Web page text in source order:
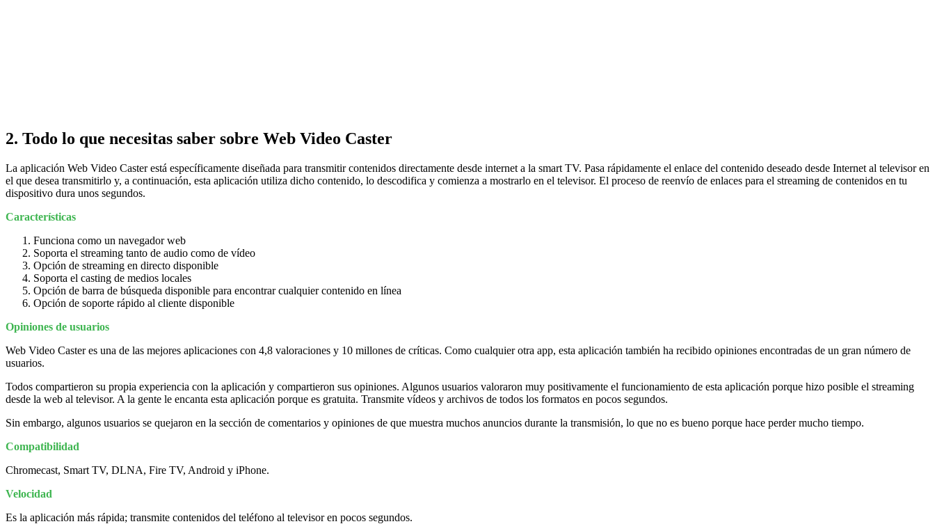
2. Todo lo que necesitas saber sobre Web Video Caster
La aplicación Web Video Caster está específicamente diseñada para transmitir contenidos directamente desde internet a la smart TV. Pasa rápidamente el enlace del contenido deseado desde Internet al televisor en
el que desea transmitirlo y, a continuación, esta aplicación utiliza dicho contenido, lo descodifica y comienza a mostrarlo en el televisor. El proceso de reenvío de enlaces para el streaming de contenidos en tu
dispositivo dura unos segundos.
Características
Funciona como un navegador web
Soporta el streaming tanto de audio como de vídeo
Opción de streaming en directo disponible
Soporta el casting de medios locales
Opción de barra de búsqueda disponible para encontrar cualquier contenido en línea
Opción de soporte rápido al cliente disponible
Opiniones de usuarios
Web Video Caster es una de las mejores aplicaciones con 4,8 valoraciones y 10 millones de críticas. Como cualquier otra app, esta aplicación también ha recibido opiniones encontradas de un gran número de
usuarios.
Todos compartieron su propia experiencia con la aplicación y compartieron sus opiniones. Algunos usuarios valoraron muy positivamente el funcionamiento de esta aplicación porque hizo posible el streaming
desde la web al televisor. A la gente le encanta esta aplicación porque es gratuita. Transmite vídeos y archivos de todos los formatos en pocos segundos.
Sin embargo, algunos usuarios se quejaron en la sección de comentarios y opiniones de que muestra muchos anuncios durante la transmisión, lo que no es bueno porque hace perder mucho tiempo.
Compatibilidad
Chromecast, Smart TV, DLNA, Fire TV, Android y iPhone.
Velocidad
Es la aplicación más rápida; transmite contenidos del teléfono al televisor en pocos segundos.